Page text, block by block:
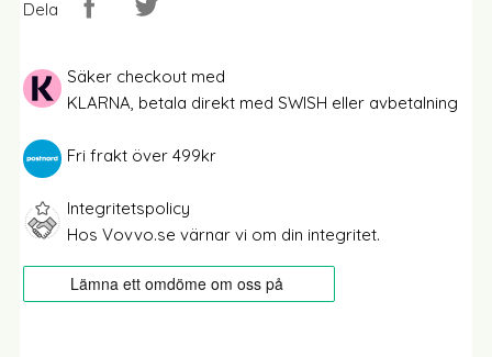
Dela
Säker checkout med
KLARNA, betala direkt med SWISH eller avbetalning
Fri frakt över 499kr
Integritetspolicy
Hos Vovvo.se värnar vi om din integritet.